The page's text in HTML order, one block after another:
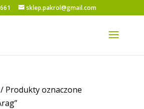
sklep.pakrol@gmail.com
/ Produkty oznaczone